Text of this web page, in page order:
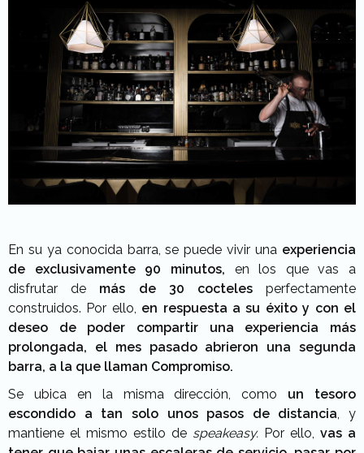
En su ya conocida barra, se puede vivir una experiencia
de exclusivamente 90 minutos, en los que vas a
disfrutar de más de 30 coctelesperfectamente
construidos. Por ello, en respuesta a su éxito y con el
deseo de poder compartir una experiencia más
prolongada, el mes pasado abrieron una segunda
barra, a la que llaman Compromiso.
Se ubica en la misma dirección, como un tesoro
escondido a tan solo unos pasos de distancia, y
mantiene el mismo estilo de speakeasy. Por ello, vas a